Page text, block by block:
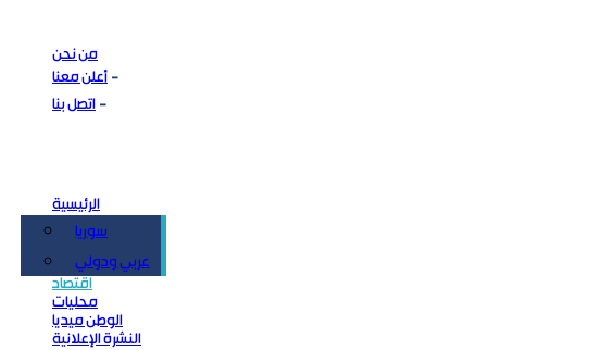
من نحن
أعلن معنا
اتصل بنا
الرئيسية
سوريا
عربي ودولي
اقتصاد
محليات
الوطن ميديا
النشرة الإعلانية